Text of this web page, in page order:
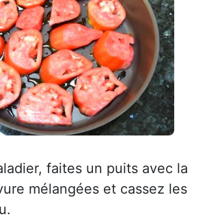
faites un puits avec la
mélangées et cassez les